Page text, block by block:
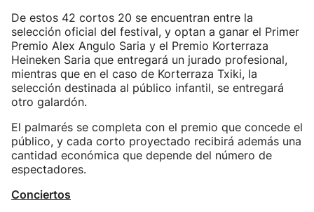
De estos 42 cortos 20 se encuentran entre la
selección oficial del festival, y optan a ganar el Primer
Premio Alex Angulo Saria y el Premio Korterraza
Heineken Saria que entregará un jurado profesional,
mientras que en el caso de Korterraza Txiki, la
selección destinada al público infantil, se entregará
otro galardón.
El palmarés se completa con el premio que concede el
público, y cada corto proyectado recibirá además una
cantidad económica que depende del número de
espectadores.
Conciertos